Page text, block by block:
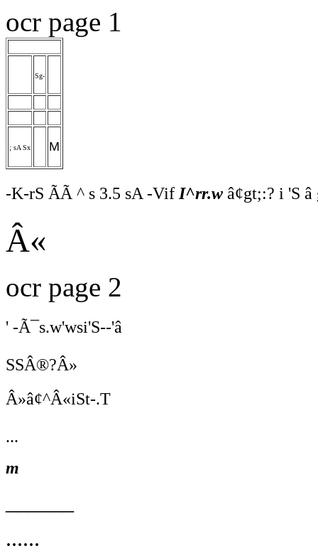
ocr page 1
Sg-
; sA Sx M
-K-rS ÃÃ ^ s 3.5 sA -Vif I^rr.w â¢gt;:? i 'S
Â«
ocr page 2
' -Ã¯s.w'wsi'S--'â
SSÂ®?Â»
Â»â¢^Â«iSt-.T
...
m
......